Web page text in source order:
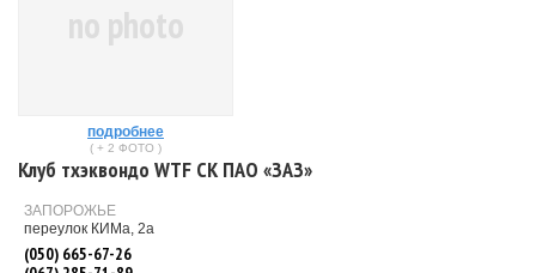
no photo
подробнее
( + 2 ФОТО )
Клуб тхэквондо WTF СК ПАО «ЗАЗ»
ЗАПОРОЖЬЕ
переулок КИМа, 2а
(050) 665-67-26